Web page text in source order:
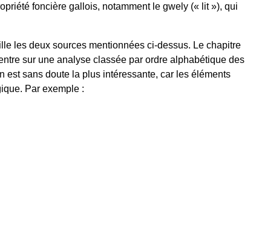
foncière gallois, notamment le gwely (« lit »), qui
les deux sources mentionnées ci-dessus. Le chapitre
sur une analyse classée par ordre alphabétique des
est sans doute la plus intéressante, car les éléments
Par exemple :